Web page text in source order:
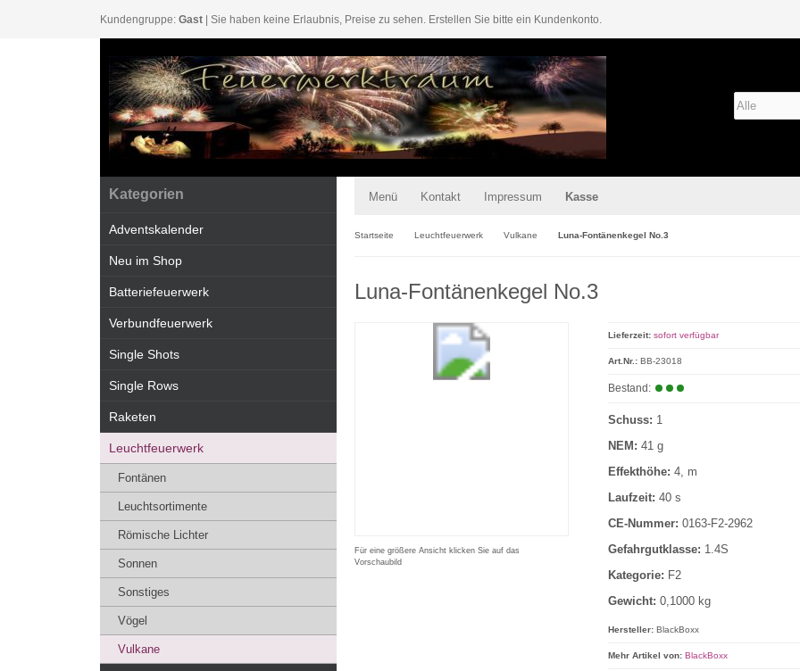
Kundengruppe: Gast | Sie haben keine Erlaubnis, Preise zu sehen. Erstellen Sie bitte ein Kundenkonto.
Menü Kontakt Impressum Kasse
Startseite Leuchtfeuerwerk Vulkane Luna-Fontänenkegel No.3
Luna-Fontänenkegel No.3
Für eine größere Ansicht klicken Sie auf das
Vorschaubild
Lieferzeit: sofort verfügbar
Art.Nr.: BB-23018
Bestand:
Schuss: 1
NEM: 41 g
Effekthöhe: 4, m
Laufzeit: 40 s
CE-Nummer: 0163-F2-2962
Gefahrgutklasse: 1.4S
Kategorie: F2
Gewicht: 0,1000 kg
Hersteller: BlackBoxx
Mehr Artikel von: BlackBoxx
Kategorien
Adventskalender
Neu im Shop
Batteriefeuerwerk
Verbundfeuerwerk
Single Shots
Single Rows
Raketen
Leuchtfeuerwerk
Fontänen
Leuchtsortimente
Römische Lichter
Sonnen
Sonstiges
Vögel
Vulkane